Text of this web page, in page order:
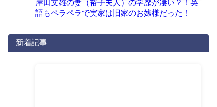
岸田文雄の妻（裕子夫人）の学歴が凄い？！英
語もペラペラで実家は旧家のお嬢様だった！
新着記事